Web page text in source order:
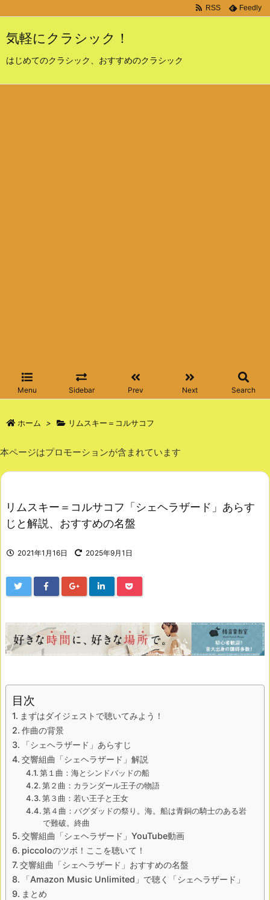
気軽にクラシック！
はじめてのクラシック、おすすめのクラシック
Menu Sidebar Prev Next Search
RSS Feedly
ホーム > リムスキー＝コルサコフ
本ページはプロモーションが含まれています
リムスキー＝コルサコフ「シェヘラザード」あらす
じと解説、おすすめの名盤
2021年1月16日 2025年9月1日
目次
まずはダイジェストで聴いてみよう！
作曲の背景
「シェヘラザード」あらすじ
交響組曲「シェヘラザード」解説
第１曲：海とシンドバッドの船
第２曲：カランダール王子の物語
第３曲：若い王子と王女
第４曲：バグダッドの祭り。海。船は青銅の騎士のある岩
で難破。終曲
交響組曲「シェヘラザード」YouTube動画
piccoloのツボ！ここを聴いて！
交響組曲「シェヘラザード」おすすめの名盤
「Amazon Music Unlimited」で聴く「シェヘラザード」
まとめ